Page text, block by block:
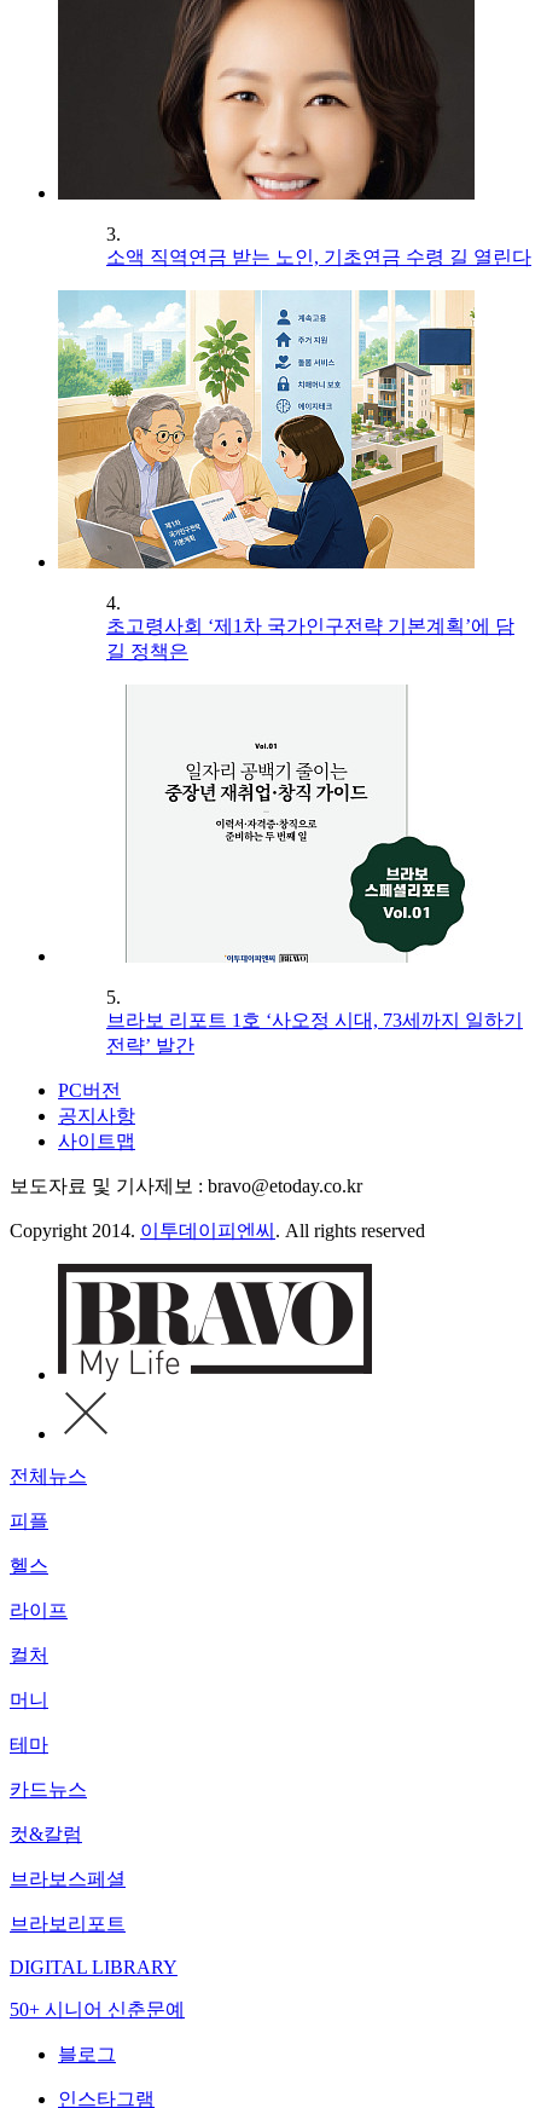
3.
소액 직역연금 받는 노인, 기초연금 수령 길 열린다
4.
초고령사회 ‘제1차 국가인구전략 기본계획’에 담
길 정책은
5.
브라보 리포트 1호 ‘사오정 시대, 73세까지 일하기
전략’ 발간
PC버전
공지사항
사이트맵
보도자료 및 기사제보 : bravo@etoday.co.kr
Copyright 2014. 이투데이피엔씨 . All rights reserved
전체뉴스
피플
헬스
라이프
컬처
머니
테마
카드뉴스
컷&칼럼
브라보스페셜
브라보리포트
DIGITAL LIBRARY
50+ 시니어 신춘문예
블로그
인스타그램